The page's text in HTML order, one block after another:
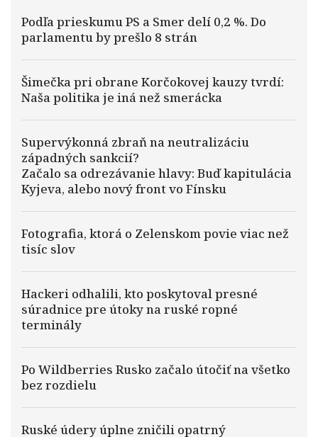
Podľa prieskumu PS a Smer delí 0,2 %. Do
parlamentu by prešlo 8 strán
Šimečka pri obrane Korčokovej kauzy tvrdí:
Naša politika je iná než smerácka
Supervýkonná zbraň na neutralizáciu
západných sankcií?
Začalo sa odrezávanie hlavy: Buď kapitulácia
Kyjeva, alebo nový front vo Fínsku
Fotografia, ktorá o Zelenskom povie viac než
tisíc slov
Hackeri odhalili, kto poskytoval presné
súradnice pre útoky na ruské ropné
terminály
Po Wildberries Rusko začalo útočiť na všetko
bez rozdielu
Ruské údery úplne zničili opatrný